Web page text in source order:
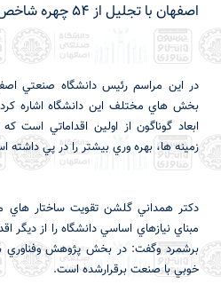
اصفهان با تجليل از 54 چهره شاخص اين عرصه به پايان رسيد.
در اين مراسم رئيس دانشگاه صنعتي
بخش هاي مختلف اين دانشگاه اشاره
ابعاد گوناگون از اولين اقداماتي
زمينه ها، بهره وري بيشتر را در پي داشته
دكتر همداني گلشن تقويت ساختار هاي
مبناي نيازهاي اساسي دانشگاه را از
برشمرد وگفت: در بخش پژوهش وفناوري
خوبي با صنعت برقرارشده است.